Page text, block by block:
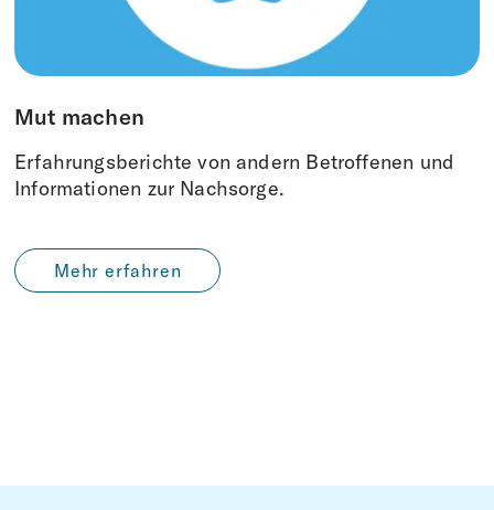
Mut machen
Erfahrungsberichte von andern Betroffenen und
Informationen zur Nachsorge.
Mehr erfahren